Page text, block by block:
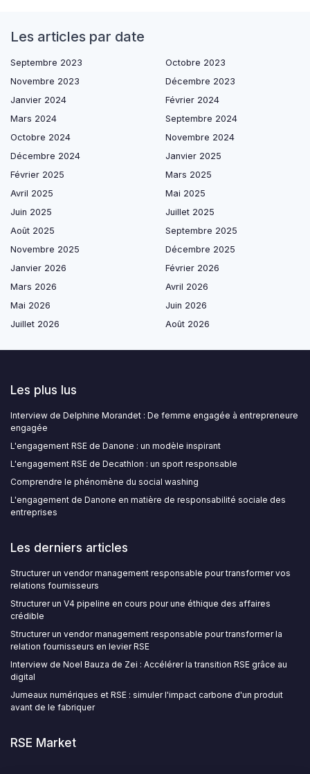
Les articles par date
Septembre 2023
Octobre 2023
Novembre 2023
Décembre 2023
Janvier 2024
Février 2024
Mars 2024
Septembre 2024
Octobre 2024
Novembre 2024
Décembre 2024
Janvier 2025
Février 2025
Mars 2025
Avril 2025
Mai 2025
Juin 2025
Juillet 2025
Août 2025
Septembre 2025
Novembre 2025
Décembre 2025
Janvier 2026
Février 2026
Mars 2026
Avril 2026
Mai 2026
Juin 2026
Juillet 2026
Août 2026
Les plus lus
Interview de Delphine Morandet : De femme engagée à entrepreneure
engagée
L'engagement RSE de Danone : un modèle inspirant
L'engagement RSE de Decathlon : un sport responsable
Comprendre le phénomène du social washing
L'engagement de Danone en matière de responsabilité sociale des
entreprises
Les derniers articles
Structurer un vendor management responsable pour transformer vos
relations fournisseurs
Structurer un V4 pipeline en cours pour une éthique des affaires
crédible
Structurer un vendor management responsable pour transformer la
relation fournisseurs en levier RSE
Interview de Noel Bauza de Zei : Accélérer la transition RSE grâce au
digital
Jumeaux numériques et RSE : simuler l'impact carbone d'un produit
avant de le fabriquer
RSE Market